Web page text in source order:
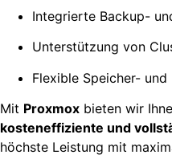
Integrierte Backup-
Unterstützung von
Flexible Speicher-
Mit Proxmox bieten wir
kosteneffiziente und
höchste Leistung mit